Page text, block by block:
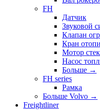
FH
Датчик
Звуковой
Клапан
Кран
Мотор
Насос
Больше →
FH series
Рамка
Больше Volvo →
Freightliner